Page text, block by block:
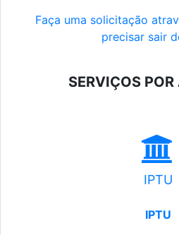
Faça uma solicitação
precisar sair
SERVIÇOS
IPTU
IPTU